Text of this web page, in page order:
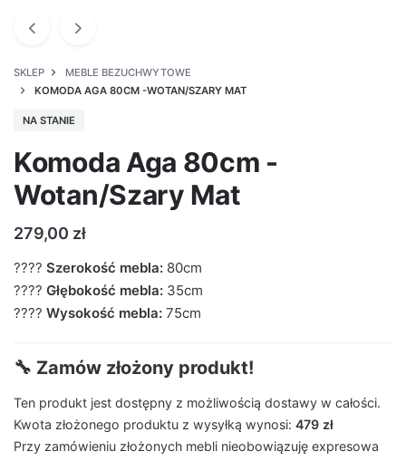
SKLEP
MEBLE BEZUCHWYTOWE
KOMODA AGA 80CM -WOTAN/SZARY MAT
NA STANIE
Komoda Aga 80cm -
Wotan/Szary Mat
279,00 zł
???? Szerokość mebla: 80cm
???? Głębokość mebla: 35cm
???? Wysokość mebla: 75cm
🔧 Zamów złożony produkt!
Ten produkt jest dostępny z możliwością dostawy w całości.
Kwota złożonego produktu z wysyłką wynosi: 479 zł
Przy zamówieniu złożonych mebli nieobowiązuję expresowa